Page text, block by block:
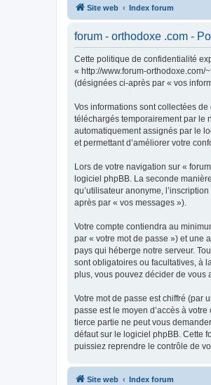
Site web Index forum
forum - orthodoxe .com -
Cette politique de confidentialité
« http://www.forum-
(désignées ci-après par « vos
Vos informations sont collectées
téléchargés temporairement par le
automatiquement assignés par le
et permettant d’améliorer votre
Lors de votre navigation sur «
logiciel phpBB. La seconde
qu’utilisateur anonyme,
après par « vos messages »).
Votre compte contiendra au
par « votre mot de passe ») et une
pays qui héberge notre serveur.
sont obligatoires ou facultatives, à
plus, vous pouvez décider de vous
Votre mot de passe est chiffré (par
passe est le moyen d’accès à
tierce partie ne peut vous
défaut sur le logiciel phpBB. Cette
puissiez reprendre le contrôle de
Site web Index forum